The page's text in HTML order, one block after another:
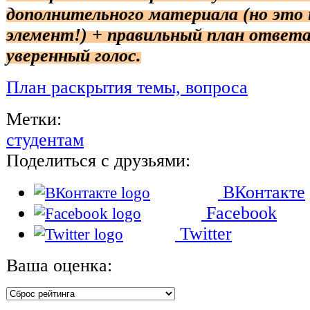
дополнительного материала (но это
элемент!) + правильный план
уверенный голос.
План раскрытия темы, вопроса
Метки:
студентам
Поделиться с друзьями:
ВКонтакте
Facebook
Twitter
Ваша оценка: